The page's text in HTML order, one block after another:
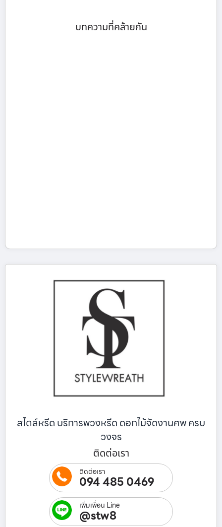
บทความที่คล้ายกัน
สไตล์หรีด บริการพวงหรีด ดอกไม้จัดงานศพ ครบ
วงจร
ติดต่อเรา
ติดต่อเรา
094 485 0469
เพิ่มเพื่อน Line
@stw8